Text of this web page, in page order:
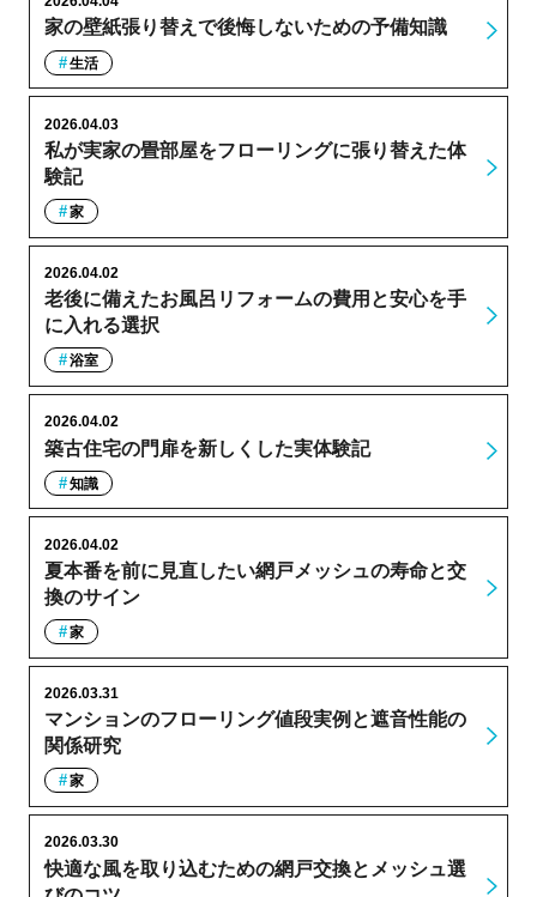
家の壁紙張り替えで後悔しないための予備知識
生活
私が実家の畳部屋をフローリングに張り替えた体
験記
2026.04.03
家
老後に備えたお風呂リフォームの費用と安心を手
に入れる選択
2026.04.02
浴室
築古住宅の門扉を新しくした実体験記
2026.04.02
知識
夏本番を前に見直したい網戸メッシュの寿命と交
換のサイン
2026.04.02
家
マンションのフローリング値段実例と遮音性能の
関係研究
2026.03.31
家
快適な風を取り込むための網戸交換とメッシュ選
2026.03.30